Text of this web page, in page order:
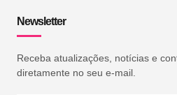
Newsletter
Receba atualizações, notícias e
diretamente no seu e-mail.